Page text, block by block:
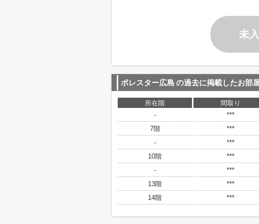
未
ポレスター広島 の過去に掲載したお部
所在階 間取り
-
***
7階
***
-
***
10階
***
-
***
13階
***
14階
***